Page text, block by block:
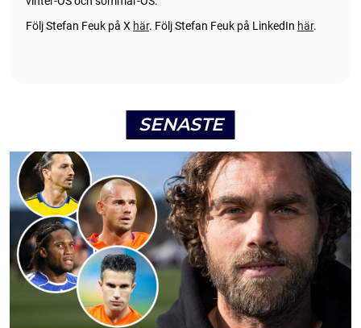
Följ Stefan Feuk på X här. Följ Stefan Feuk på LinkedIn här.
SENASTE